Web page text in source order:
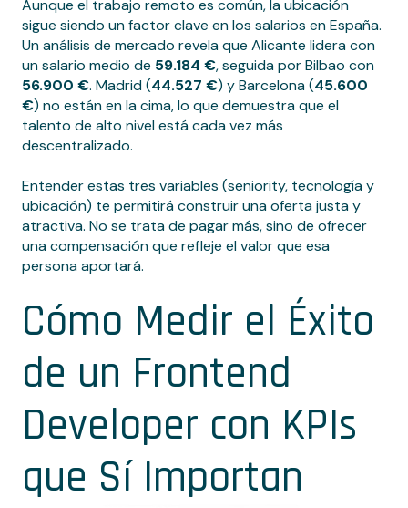
Aunque el trabajo remoto es común, la ubicación
sigue siendo un factor clave en los salarios en España.
Un análisis de mercado revela que Alicante lidera con
un salario medio de 59.184 €, seguida por Bilbao con
56.900 €. Madrid (44.527 €) y Barcelona (45.600
€) no están en la cima, lo que demuestra que el
talento de alto nivel está cada vez más
descentralizado.
Entender estas tres variables (seniority, tecnología y
ubicación) te permitirá construir una oferta justa y
atractiva. No se trata de pagar más, sino de ofrecer
una compensación que refleje el valor que esa
persona aportará.
Cómo Medir el Éxito
de un Frontend
Developer con KPIs
que Sí Importan